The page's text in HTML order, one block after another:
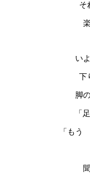
そ
い
下
脚
「
「もう